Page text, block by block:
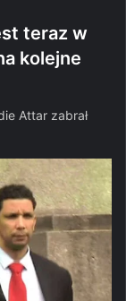
teraz w
kolejne
Attar zabrał